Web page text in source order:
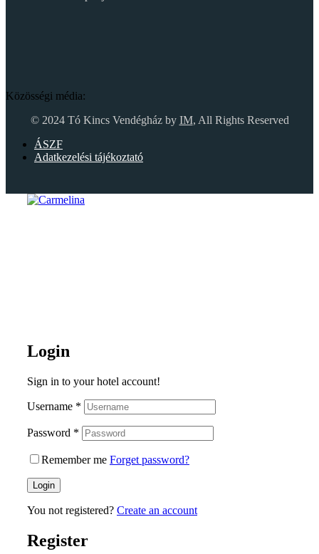
Közösségi média:
© 2024 Tó Kincs Vendégház by IM, All Rights Reserved
ÁSZF
Adatkezelési tájékoztató
Login
Sign in to your hotel account!
Username *
Password *
Remember me Forget password?
Login
You not registered? Create an account
Register